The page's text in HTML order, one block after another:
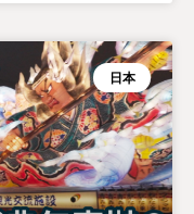
日本